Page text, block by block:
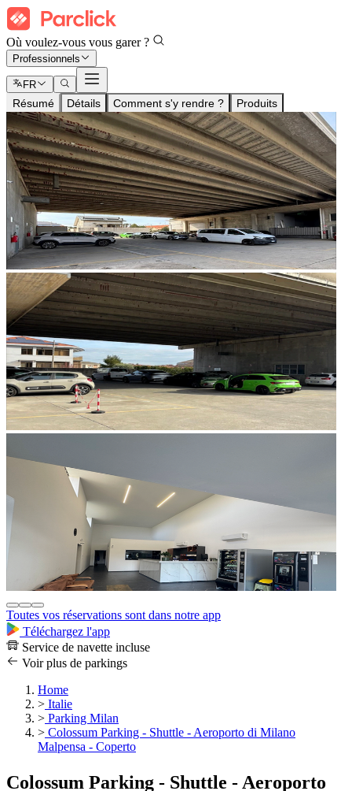
Où voulez-vous vous garer ?
Professionnels
FR
Résumé Détails Comment s'y rendre ? Produits
Toutes vos réservations sont dans notre app
Téléchargez l'app
Service de navette incluse
Voir plus de parkings
Home
> Italie
> Parking Milan
> Colossum Parking - Shuttle - Aeroporto di Milano
Malpensa - Coperto
Colossum Parking - Shuttle - Aeroporto